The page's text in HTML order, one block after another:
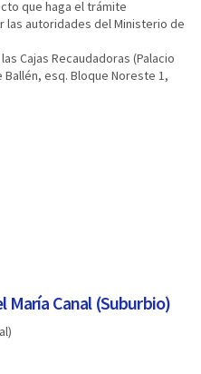
que haga el trámite
las autoridades del Ministerio de
Cajas Recaudadoras (Palacio
Ballén, esq. Bloque Noreste 1,
María Canal (Suburbio)